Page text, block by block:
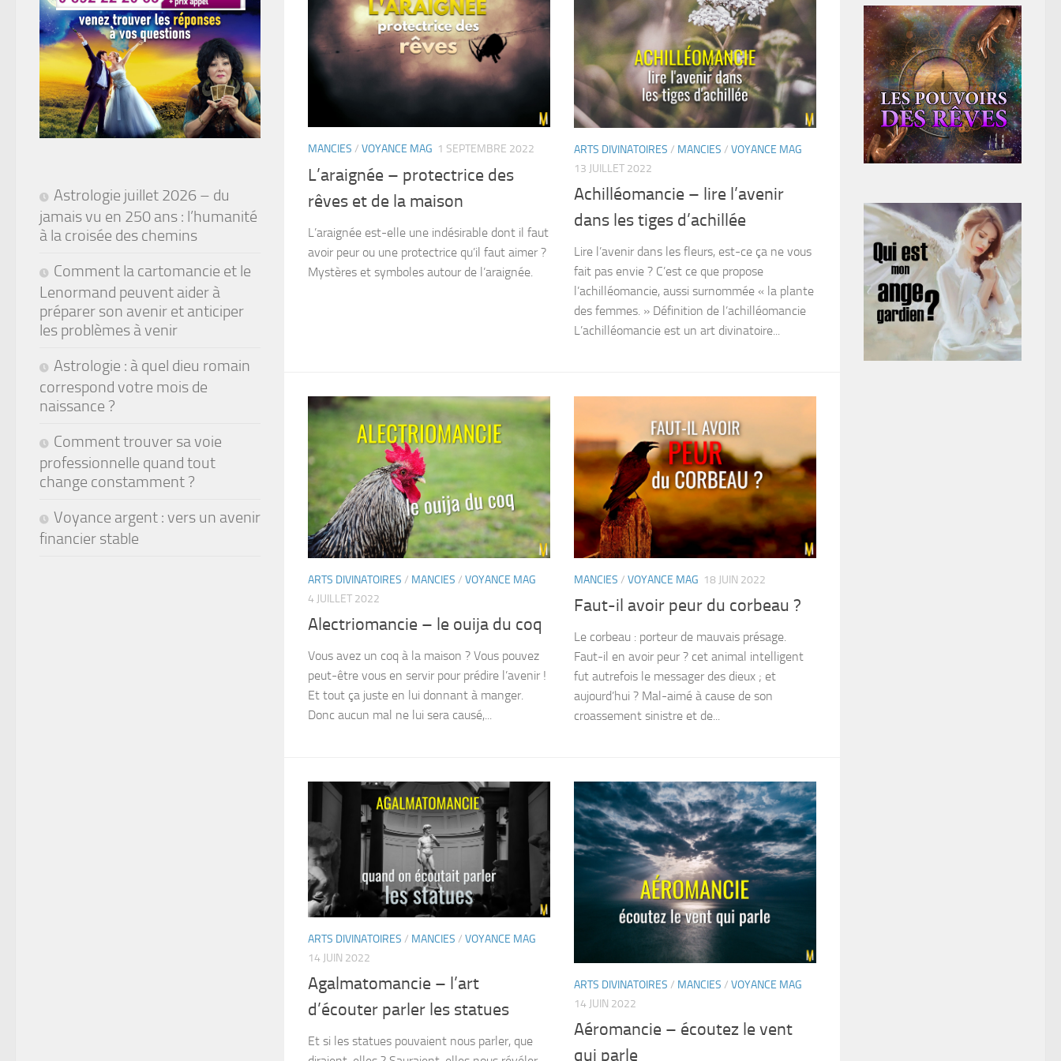
MANCIES / VOYANCE MAG 1 SEPTEMBRE 2022
L’araignée – protectrice des
rêves et de la maison
L’araignée est-elle une indésirable dont il faut
avoir peur ou une protectrice qu’il faut aimer ?
Mystères et symboles autour de l’araignée.
ARTS DIVINATOIRES / MANCIES / VOYANCE MAG
13 JUILLET 2022
Achilléomancie – lire l’avenir
dans les tiges d’achillée
Lire l’avenir dans les fleurs, est-ce ça ne vous
fait pas envie ? C’est ce que propose
l’achilléomancie, aussi surnommée « la plante
des femmes. » Définition de l’achilléomancie
L’achilléomancie est un art divinatoire...
ARTS DIVINATOIRES / MANCIES / VOYANCE MAG
4 JUILLET 2022
Alectriomancie – le ouija du coq
Vous avez un coq à la maison ? Vous pouvez
peut-être vous en servir pour prédire l’avenir !
Et tout ça juste en lui donnant à manger.
Donc aucun mal ne lui sera causé,...
MANCIES / VOYANCE MAG 18 JUIN 2022
Faut-il avoir peur du corbeau ?
Le corbeau : porteur de mauvais présage.
Faut-il en avoir peur ? cet animal intelligent
fut autrefois le messager des dieux ; et
aujourd’hui ? Mal-aimé à cause de son
croassement sinistre et de...
ARTS DIVINATOIRES / MANCIES / VOYANCE MAG
14 JUIN 2022
Agalmatomancie – l’art
d’écouter parler les statues
Et si les statues pouvaient nous parler, que
ARTS DIVINATOIRES / MANCIES / VOYANCE MAG
14 JUIN 2022
Aéromancie – écoutez le vent
qui parle
Astrologie juillet 2026 – du
jamais vu en 250 ans : l’humanité
à la croisée des chemins
Comment la cartomancie et le
Lenormand peuvent aider à
préparer son avenir et anticiper
les problèmes à venir
Astrologie : à quel dieu romain
correspond votre mois de
naissance ?
Comment trouver sa voie
professionnelle quand tout
change constamment ?
Voyance argent : vers un avenir
financier stable